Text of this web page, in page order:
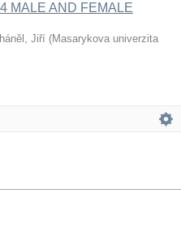
MALE AND FEMALE
Jiří (Masarykova univerzita